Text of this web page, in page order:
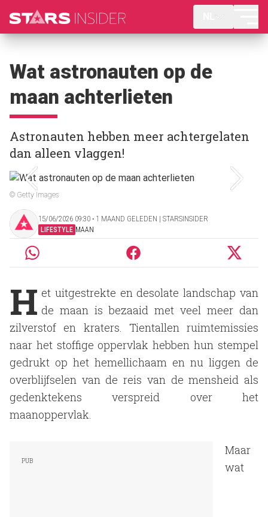
Wat astronauten op de
maan achterlieten
Astronauten hebben meer achtergelaten
dan alleen vlaggen!
© Getty Images
15/06/2026 09:30 ‧ 1 MAAND GELEDEN | STARSINSIDER
LIFESTYLE MAAN
H et uitgestrekte en desolate landschap van
de maan is bezaaid met veel meer dan
zilverstof en kraters. Tientallen ruimtemissies
naar het stoffige oppervlak hebben hun stempel
gedrukt op het hemellichaam en nu liggen de
overblijfselen van de reis van de mensheid als
gedenktekens verspreid over het
maanoppervlak.
Maar
wat